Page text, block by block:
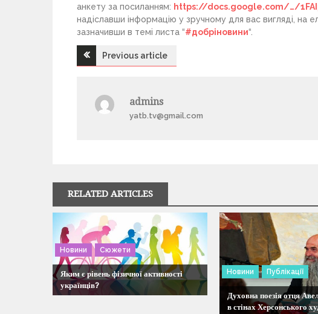
анкету за посиланням: https://docs.google.com/…/
надіславши інформацію у зручному для вас вигляді, на
зазначивши в темі листа “#добріновини“.
Н
г
а
ц
і
я
Previous article
admins
yatb.tv@gmail.com
RELATED ARTICLES
Новини Сюжети
Яким є рівень фізичної активності
українців?
Новини Публікації
Духовна поезія отця
в стінах Херсонського